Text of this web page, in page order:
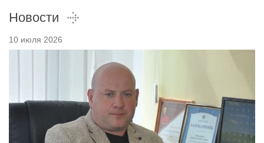
Новости
10 июля 2026